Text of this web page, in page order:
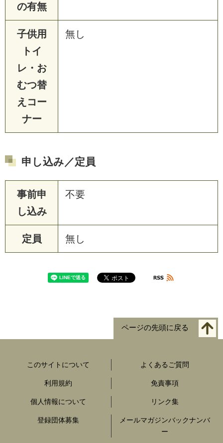
の有無
子供用
トイ
レ・お
むつ替
えコー
ナー
無し
申し込み／定員
事前申
し込み
不要
定員 無し
ページの先頭に戻る
このサイトについて よくあるご質問
利用規約 免責事項
個人情報について リンク集
登録団体募集
メールマガジンバックナンバ
ー